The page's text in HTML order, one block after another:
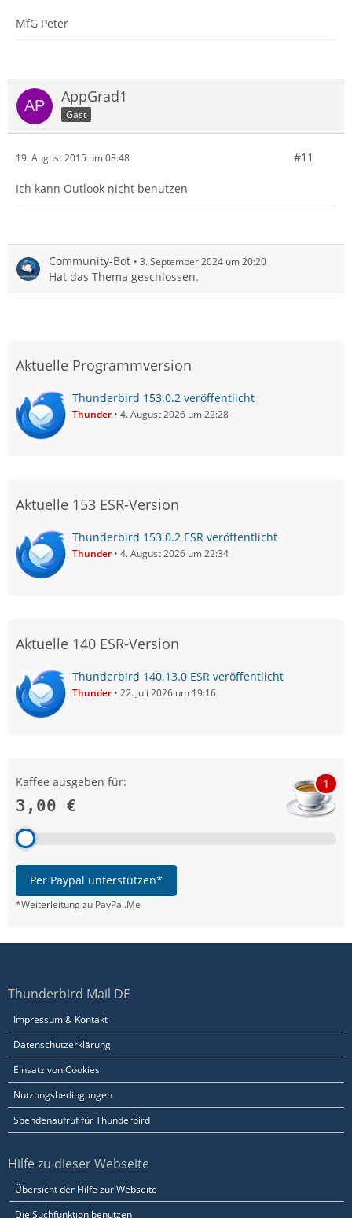
MfG Peter
AppGrad1
Gast
19. August 2015 um 08:48 #11
Ich kann Outlook nicht benutzen
Community-Bot 3. September 2024 um 20:20
Hat das Thema geschlossen.
Aktuelle Programmversion
Thunderbird 153.0.2 veröffentlicht
Thunder 4. August 2026 um 22:28
Aktuelle 153 ESR-Version
Thunderbird 153.0.2 ESR veröffentlicht
Thunder 4. August 2026 um 22:34
Aktuelle 140 ESR-Version
Thunderbird 140.13.0 ESR veröffentlicht
Thunder 22. Juli 2026 um 19:16
Kaffee ausgeben für:
3,00 €
1
Per Paypal unterstützen*
*Weiterleitung zu PayPal.Me
Thunderbird Mail DE
Impressum & Kontakt
Datenschutzerklärung
Einsatz von Cookies
Nutzungsbedingungen
Spendenaufruf für Thunderbird
Hilfe zu dieser Webseite
Übersicht der Hilfe zur Webseite
Die Suchfunktion benutzen